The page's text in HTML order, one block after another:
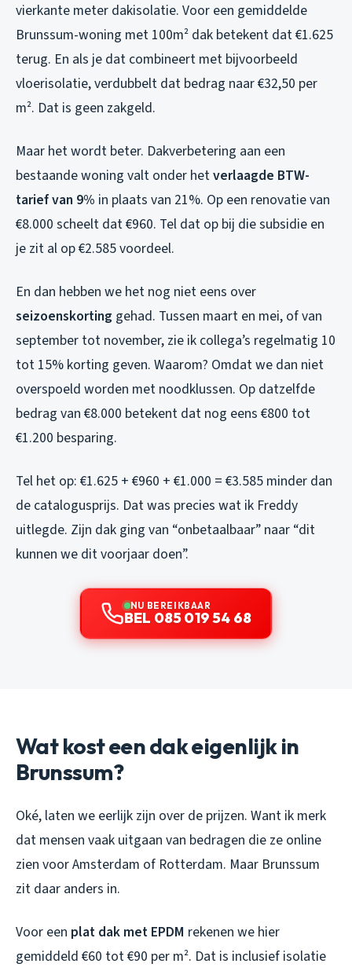
vierkante meter dakisolatie. Voor een gemiddelde
Brunssum-woning met 100m² dak betekent dat €1.625
terug. En als je dat combineert met bijvoorbeeld
vloerisolatie, verdubbelt dat bedrag naar €32,50 per
m². Dat is geen zakgeld.
Maar het wordt beter. Dakverbetering aan een
bestaande woning valt onder hetverlaagde BTW-
tarief van 9% in plaats van 21%. Op een renovatie van
€8.000 scheelt dat €960. Tel dat op bij die subsidie en
je zit al op €2.585 voordeel.
En dan hebben we het nog niet eens over
seizoenskorting gehad. Tussen maart en mei, of van
september tot november, zie ik collega’s regelmatig 10
tot 15% korting geven. Waarom? Omdat we dan niet
overspoeld worden met noodklussen. Op datzelfde
bedrag van €8.000 betekent dat nog eens €800 tot
€1.200 besparing.
Tel het op: €1.625 + €960 + €1.000 = €3.585 minder dan
de catalogusprijs. Dat was precies wat ik Freddy
uitlegde. Zijn dak ging van “onbetaalbaar” naar “dit
kunnen we dit voorjaar doen”.
NU BEREIKBAAR
BEL 085 019 54 68
Wat kost een dak eigenlijk in
Brunssum?
Oké, laten we eerlijk zijn over de prijzen. Want ik merk
dat mensen vaak uitgaan van bedragen die ze online
zien voor Amsterdam of Rotterdam. Maar Brunssum
zit daar anders in.
Voor een plat dak met EPDM rekenen we hier
gemiddeld €60 tot €90 per m². Dat is inclusief isolatie